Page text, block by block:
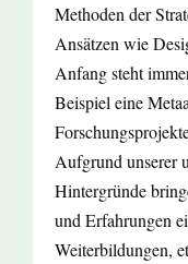
Methoden der
Ansätzen wie
Anfang steht
Beispiel eine
Aufgrund unserer
Hintergründe
und Erfahrungen
Weiterbildungen,